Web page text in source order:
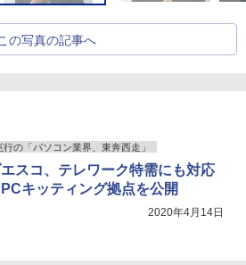
の写真の記事へ
行の「パソコン業界、東奔西走」
スコ、テレワーク特需にも対応
キッティング拠点を公開
2020年4月14日